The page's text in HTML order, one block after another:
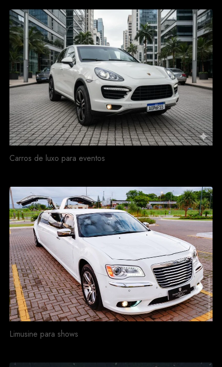
Carros de luxo para eventos
Limusine para shows